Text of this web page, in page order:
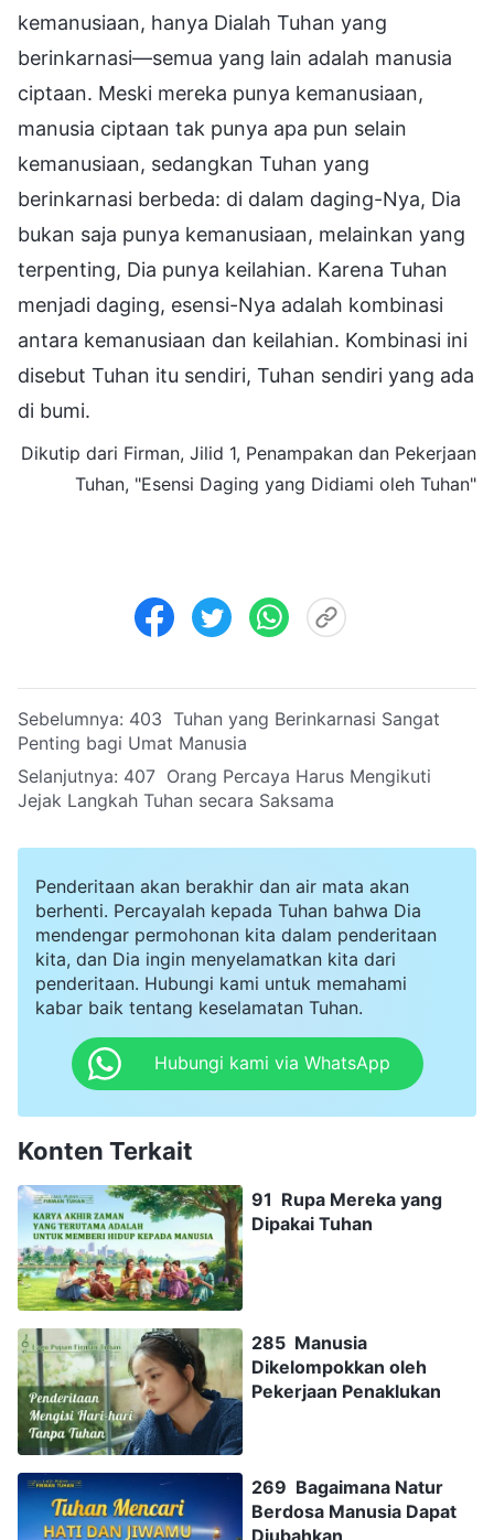
kemanusiaan, hanya Dialah Tuhan yang
berinkarnasi—semua yang lain adalah manusia
ciptaan. Meski mereka punya kemanusiaan,
manusia ciptaan tak punya apa pun selain
kemanusiaan, sedangkan Tuhan yang
berinkarnasi berbeda: di dalam daging-Nya, Dia
bukan saja punya kemanusiaan, melainkan yang
terpenting, Dia punya keilahian. Karena Tuhan
menjadi daging, esensi-Nya adalah kombinasi
antara kemanusiaan dan keilahian. Kombinasi ini
disebut Tuhan itu sendiri, Tuhan sendiri yang ada
di bumi.
Dikutip dari Firman, Jilid 1, Penampakan dan Pekerjaan
Tuhan, "Esensi Daging yang Didiami oleh Tuhan"
Sebelumnya: 403 Tuhan yang Berinkarnasi Sangat
Penting bagi Umat Manusia
Selanjutnya: 407 Orang Percaya Harus Mengikuti
Jejak Langkah Tuhan secara Saksama
Penderitaan akan berakhir dan air mata akan
berhenti. Percayalah kepada Tuhan bahwa Dia
mendengar permohonan kita dalam penderitaan
kita, dan Dia ingin menyelamatkan kita dari
penderitaan. Hubungi kami untuk memahami
kabar baik tentang keselamatan Tuhan.
Hubungi kami via WhatsApp
Konten Terkait
91 Rupa Mereka yang
Dipakai Tuhan
285 Manusia
Dikelompokkan oleh
Pekerjaan Penaklukan
269 Bagaimana Natur
Berdosa Manusia Dapat